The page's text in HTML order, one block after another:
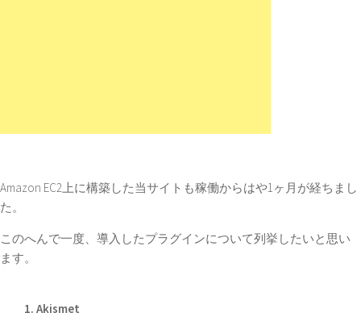
Amazon EC2上に構築した当サイトも稼働からはや1ヶ月が経ちまし
た。
このへんで一度、導入したプラグインについて列挙したいと思い
ます。
1. Akismet